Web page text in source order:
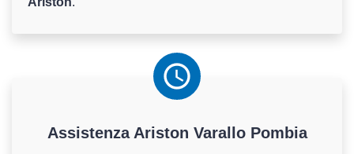
Assistenza Ariston Varallo Pombia